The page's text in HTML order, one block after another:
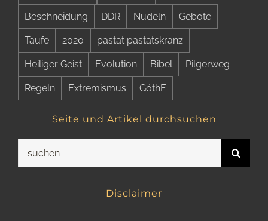
Beschneidung DDR Nudeln Gebote
Taufe 2020 pastat pastatskranz
Heiliger Geist Evolution Bibel Pilgerweg
Regeln Extremismus GöthE
Seite und Artikel durchsuchen
nach:
Disclaimer